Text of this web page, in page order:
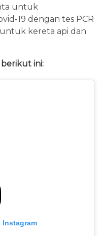
untuk
19 dengan tes PCR
kereta api dan
ini: